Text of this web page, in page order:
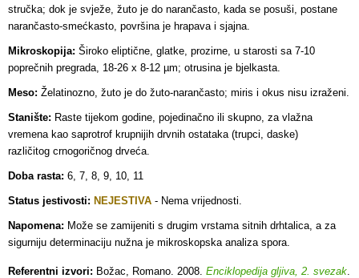
stručka; dok je svježe, žuto je do narančasto, kada se posuši, postane
narančasto-smećkasto, površina je hrapava i sjajna.
Mikroskopija: Široko eliptične, glatke, prozirne, u starosti sa 7-10
poprečnih pregrada, 18-26 x 8-12 µm; otrusina je bjelkasta.
Meso: Želatinozno, žuto je do žuto-narančasto; miris i okus nisu izraženi.
Stanište: Raste tijekom godine, pojedinačno ili skupno, za vlažna
vremena kao saprotrof krupnijih drvnih ostataka (trupci, daske)
različitog crnogoričnog drveća.
Doba rasta: 6, 7, 8, 9, 10, 11
Status jestivosti: NEJESTIVA - Nema vrijednosti.
Napomena: Može se zamijeniti s drugim vrstama sitnih drhtalica, a za
sigurniju determinaciju nužna je mikroskopska analiza spora.
Referentni izvori: Božac, Romano. 2008. Enciklopedija gljiva, 2. svezak.